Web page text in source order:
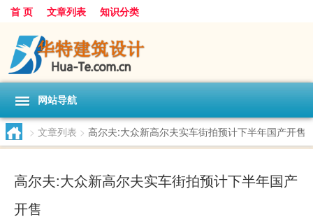
首 页 文章列表 知识分类
网站导航
> 文章列表 > 高尔夫:大众新高尔夫实车街拍预计下半年国产开售
高尔夫:大众新高尔夫实车街拍预计下半年国产
开售